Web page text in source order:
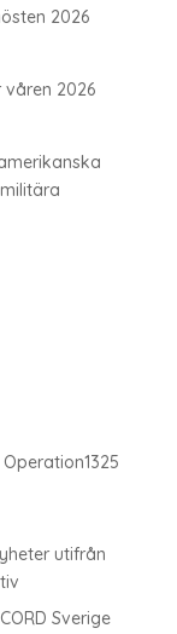
2026
2026
utifrån
Sverige